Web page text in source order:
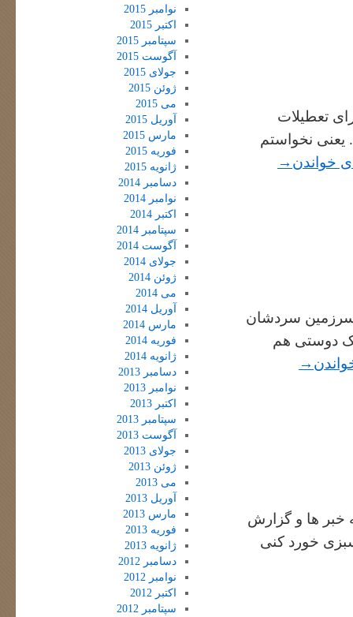
تعطیلات
یعنی نخواستم
خواندن →
سرزمین سردشان
دوستی هم
→
خبر ها و گزارش
سبزی خورد کنی
نوامبر 2015
اکتبر 2015
سپتامبر 2015
آگوست 2015
جولای 2015
ژوئن 2015
می 2015
آوریل 2015
مارس 2015
فوریه 2015
ژانویه 2015
دسامبر 2014
نوامبر 2014
اکتبر 2014
سپتامبر 2014
آگوست 2014
جولای 2014
ژوئن 2014
می 2014
آوریل 2014
مارس 2014
فوریه 2014
ژانویه 2014
دسامبر 2013
نوامبر 2013
اکتبر 2013
سپتامبر 2013
آگوست 2013
جولای 2013
ژوئن 2013
می 2013
آوریل 2013
مارس 2013
فوریه 2013
ژانویه 2013
دسامبر 2012
نوامبر 2012
اکتبر 2012
سپتامبر 2012